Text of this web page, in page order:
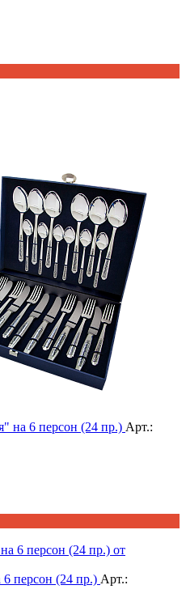
на 6 персон (24 пр.) Арт.:
персон (24 пр.) Арт.: